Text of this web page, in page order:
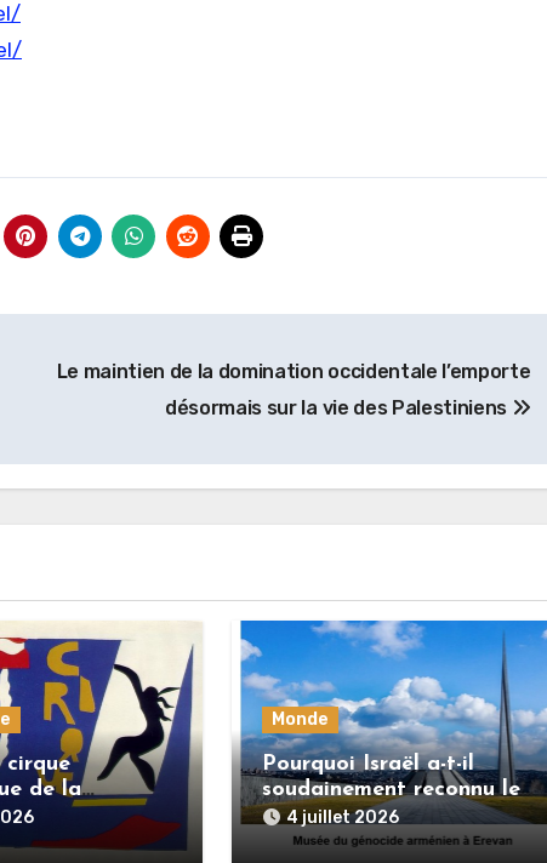
Le maintien de la domination occidentale l’emporte
désormais sur la vie des Palestiniens
cirque
de la
:
dupe en
Monde
Pourquoi Israël a-t-il
soudainement reconnu le
génocide arménien ?
4 juillet 2026